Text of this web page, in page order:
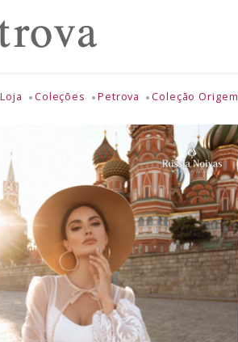
Loja Coleções Petrova Coleção Origem